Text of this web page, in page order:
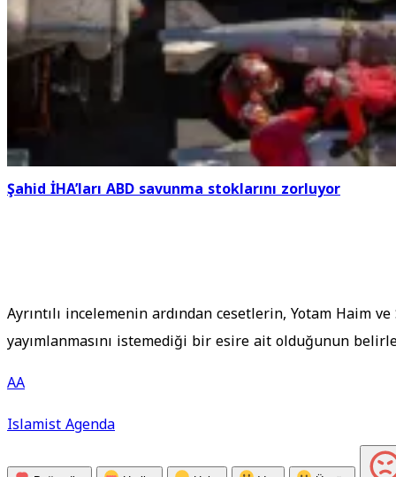
Şahid İHA’ları ABD savunma stoklarını zorluyor
Ayrıntılı incelemenin ardından cesetlerin, Yotam Haim
yayımlanmasını istemediği bir esire ait olduğunun
AA
Islamist Agenda